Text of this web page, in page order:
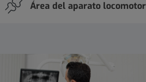
Área del aparato locomotor